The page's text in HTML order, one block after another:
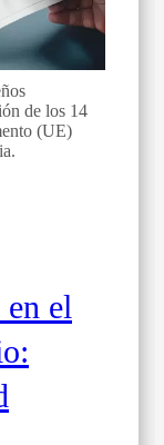
de los 14
(UE)
el